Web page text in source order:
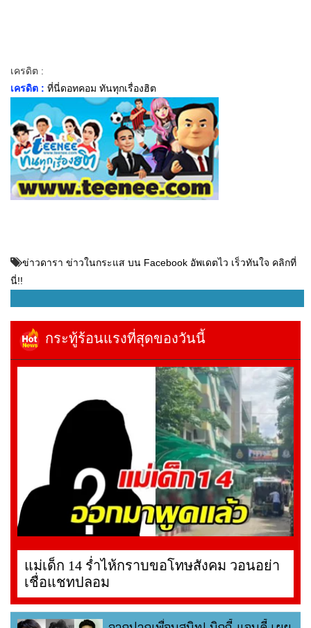
เครดิต :
เครดิต : ที่นี่ดอทคอม ทันทุกเรื่องฮิต
ข่าวดารา ข่าวในกระแส บน Facebook อัพเดตไว เร็วทันใจ คลิกที่
นี่!!
กระทู้ร้อนแรงที่สุดของวันนี้
แม่เด็ก 14 ร่ำไห้กราบขอโทษสังคม วอนอย่า
เชื่อแชทปลอม